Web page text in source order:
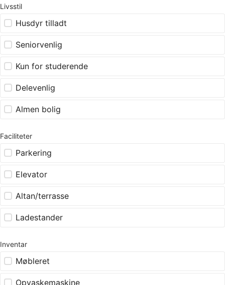
Livsstil
Husdyr tilladt
Seniorvenlig
Kun for studerende
Delevenlig
Almen bolig
Faciliteter
Parkering
Elevator
Altan/terrasse
Ladestander
Inventar
Møbleret
Opvaskemaskine